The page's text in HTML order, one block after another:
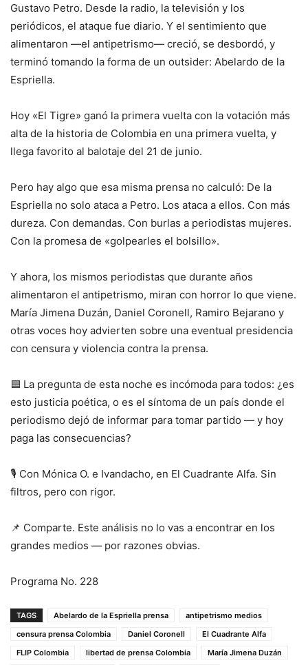
Gustavo Petro. Desde la radio, la televisión y los
periódicos, el ataque fue diario. Y el sentimiento que
alimentaron —el antipetrismo— creció, se desbordó, y
terminó tomando la forma de un outsider: Abelardo de la
Espriella.
Hoy «El Tigre» ganó la primera vuelta con la votación más
alta de la historia de Colombia en una primera vuelta, y
llega favorito al balotaje del 21 de junio.
Pero hay algo que esa misma prensa no calculó: De la
Espriella no solo ataca a Petro. Los ataca a ellos. Con más
dureza. Con demandas. Con burlas a periodistas mujeres.
Con la promesa de «golpearles el bolsillo».
Y ahora, los mismos periodistas que durante años
alimentaron el antipetrismo, miran con horror lo que viene.
María Jimena Duzán, Daniel Coronell, Ramiro Bejarano y
otras voces hoy advierten sobre una eventual presidencia
con censura y violencia contra la prensa.
🟦 La pregunta de esta noche es incómoda para todos: ¿es
esto justicia poética, o es el síntoma de un país donde el
periodismo dejó de informar para tomar partido — y hoy
paga las consecuencias?
🎙️ Con Mónica O. e Ivandacho, en El Cuadrante Alfa. Sin
filtros, pero con rigor.
📌 Comparte. Este análisis no lo vas a encontrar en los
grandes medios — por razones obvias.
Programa No. 228
TAGS Abelardo de la Espriella prensa
antipetrismo medios
censura prensa Colombia
Daniel Coronell
El Cuadrante Alfa
FLIP Colombia
libertad de prensa Colombia
María Jimena Duzán